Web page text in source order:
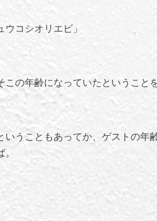
コシオリエビ」
の年齢になっていたということ
うこともあってか、ゲストの年